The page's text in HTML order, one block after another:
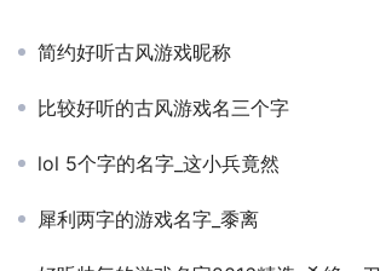
简约好听古风游戏昵称
比较好听的古风游戏名三个字
lol 5个字的名字_这小兵竟然
犀利两字的游戏名字_黍离